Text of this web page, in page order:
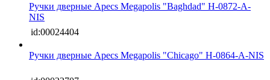
Ручки дверные Apecs Megapolis "Baghdad" H-0872-A-
NIS
id:00024404
Ручки дверные Apecs Megapolis "Chicago" H-0864-A-NIS